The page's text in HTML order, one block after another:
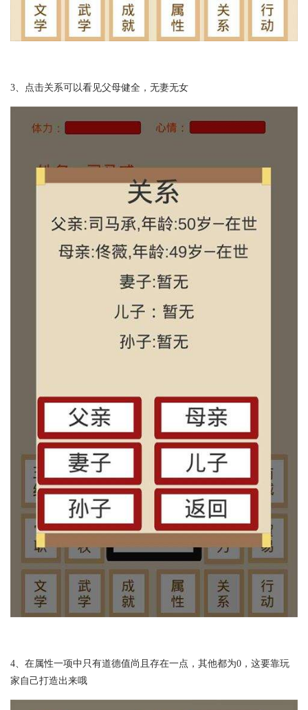
3、点击关系可以看见父母健全，无妻无女
4、在属性一项中只有道德值尚且存在一点，其他都为0，这要靠玩
家自己打造出来哦